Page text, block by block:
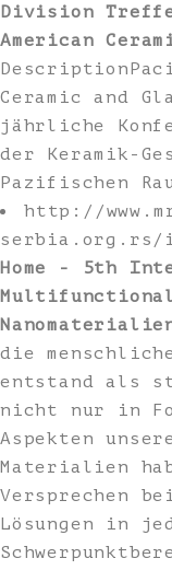
Division
American
Ceramic and
jährliche
der Keramik-
Pazifischen
http://
serbia.org.rs/
Home - 5th
die
entstand als
nicht nur in
Aspekten
Materialien
Versprechen
Lösungen in